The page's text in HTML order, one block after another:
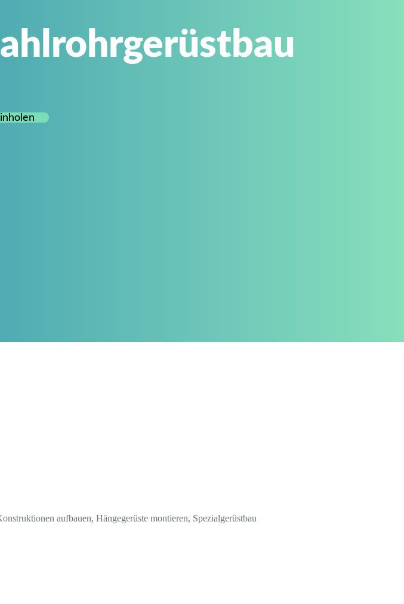
aufbauen, Hängegerüste montieren, Spezialgerüstbau